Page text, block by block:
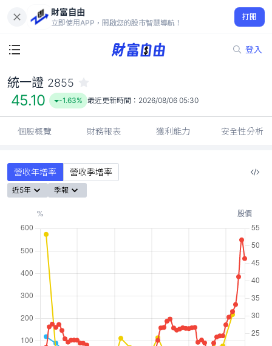
財富自由
立即使用APP，開啟您的股市智慧導航！
打開
登入
45.10
-1.63%
統一證 2855
45.10 -1.63% 最近更新時間： 2026/08/06 05:30
個股概覽 財務報表 獲利能力 安全性分析
營收年增率 營收季增率
近5年 季報